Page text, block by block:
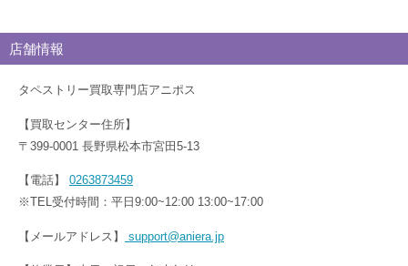
店舗情報
タペストリー買取専門店アニポス
【買取センター住所】
〒399-0001 長野県松本市宮田5-13
【電話】 0263873459
※TEL受付時間：平日9:00~12:00 13:00~17:00
【メールアドレス】 support@aniera.jp